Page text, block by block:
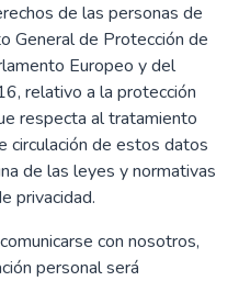
de las personas de
General de Protección de
Europeo y del
relativo a la protección
respecta al tratamiento
circulación de estos datos
de las leyes y normativas
privacidad.
con nosotros,
personal será